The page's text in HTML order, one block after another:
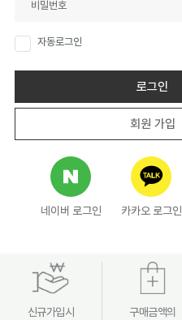
자동로그인
로그인
회원 가입
네이버 로그인 카카오 로그인
신규가입시
구매금액의